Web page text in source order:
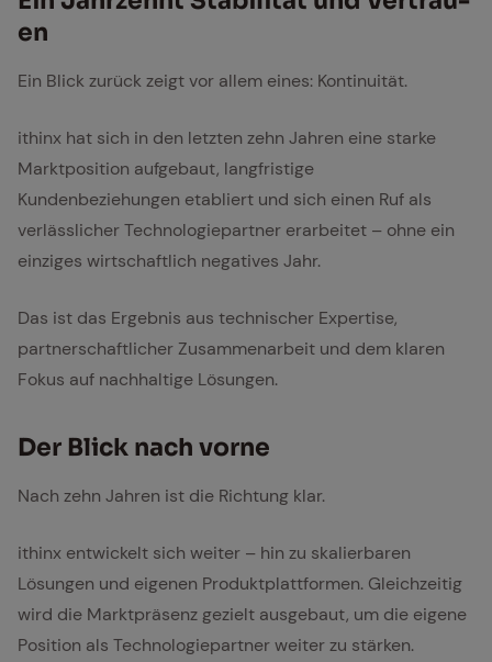
en
Ein Blick zurück zeigt vor allem eines: Kontinuität.
ithinx hat sich in den letzten zehn Jahren eine starke
Marktposition aufgebaut, langfristige
Kundenbeziehungen etabliert und sich einen Ruf als
verlässlicher Technologiepartner erarbeitet – ohne ein
einziges wirtschaftlich negatives Jahr.
Das ist das Ergebnis aus technischer Expertise,
partnerschaftlicher Zusammenarbeit und dem klaren
Fokus auf nachhaltige Lösungen.
Der Blick nach vor­ne
Nach zehn Jahren ist die Richtung klar.
ithinx entwickelt sich weiter – hin zu skalierbaren
Lösungen und eigenen Produktplattformen. Gleichzeitig
wird die Marktpräsenz gezielt ausgebaut, um die eigene
Position als Technologiepartner weiter zu stärken.